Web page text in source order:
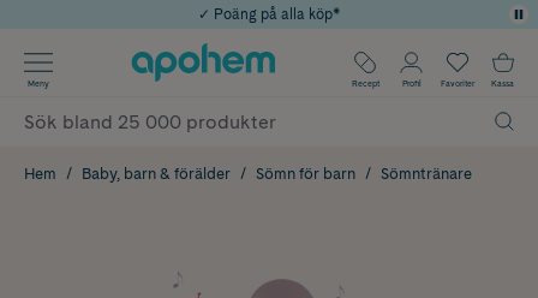
Årets Butik 2025 inom Skönhet
Använd kod: SOMMAR20 för 20% över 649kr
✓ Rådgivning från farmaceuter & hudterapeuter
✓ Poäng på alla köp*
Meny Recept Profil Favoriter Kassa
Hem Baby, barn & förälder Sömn för barn Sömntränare